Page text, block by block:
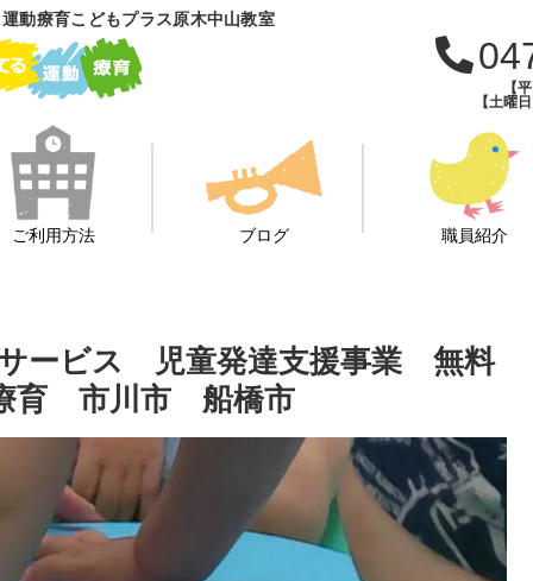
動療育こどもプラス原木中山教室
【
【土曜
ご利用方法 ブログ 職員紹介
ービス 児童発達支援事業 無料
育 市川市 船橋市